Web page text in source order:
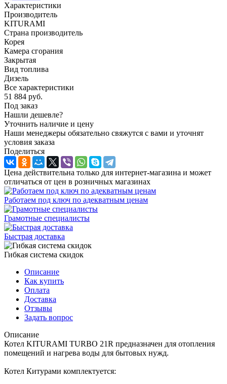
Характеристики
Производитель
KITURAMI
Страна производитель
Корея
Камера сгорания
Закрытая
Вид топлива
Дизель
Все характеристики
51 884 руб.
Под заказ
Нашли дешевле?
Уточнить наличие и цену
Наши менеджеры обязательно свяжутся с вами и уточнят
условия заказа
Поделиться
Цена действительна только для интернет-магазина и может
отличаться от цен в розничных магазинах
Работаем под ключ по адекватным ценам
Грамотные специалисты
Быстрая доставка
Гибкая система скидок
Описание
Как купить
Оплата
Доставка
Отзывы
Задать вопрос
Описание
Котел KITURAMI TURBO 21R предназначен для отопления
помещений и нагрева воды для бытовых нужд.
Котел Китурами комплектуется: